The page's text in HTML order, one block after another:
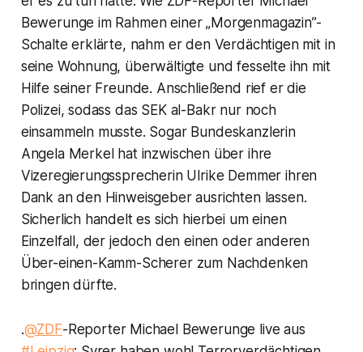
Bewerunge im Rahmen einer „Morgenmagazin”-
Schalte erklärte, nahm er den Verdächtigen mit in
seine Wohnung, überwältigte und fesselte ihn mit
Hilfe seiner Freunde. Anschließend rief er die
Polizei, sodass das SEK al-Bakr nur noch
einsammeln musste. Sogar Bundeskanzlerin
Angela Merkel hat inzwischen über ihre
Vizeregierungssprecherin Ulrike Demmer ihren
Dank an den Hinweisgeber ausrichten lassen.
Sicherlich handelt es sich hierbei um einen
Einzelfall, der jedoch den einen oder anderen
Über-einen-Kamm-Scherer zum Nachdenken
bringen dürfte.
.@ZDF-Reporter Michael Bewerunge live aus